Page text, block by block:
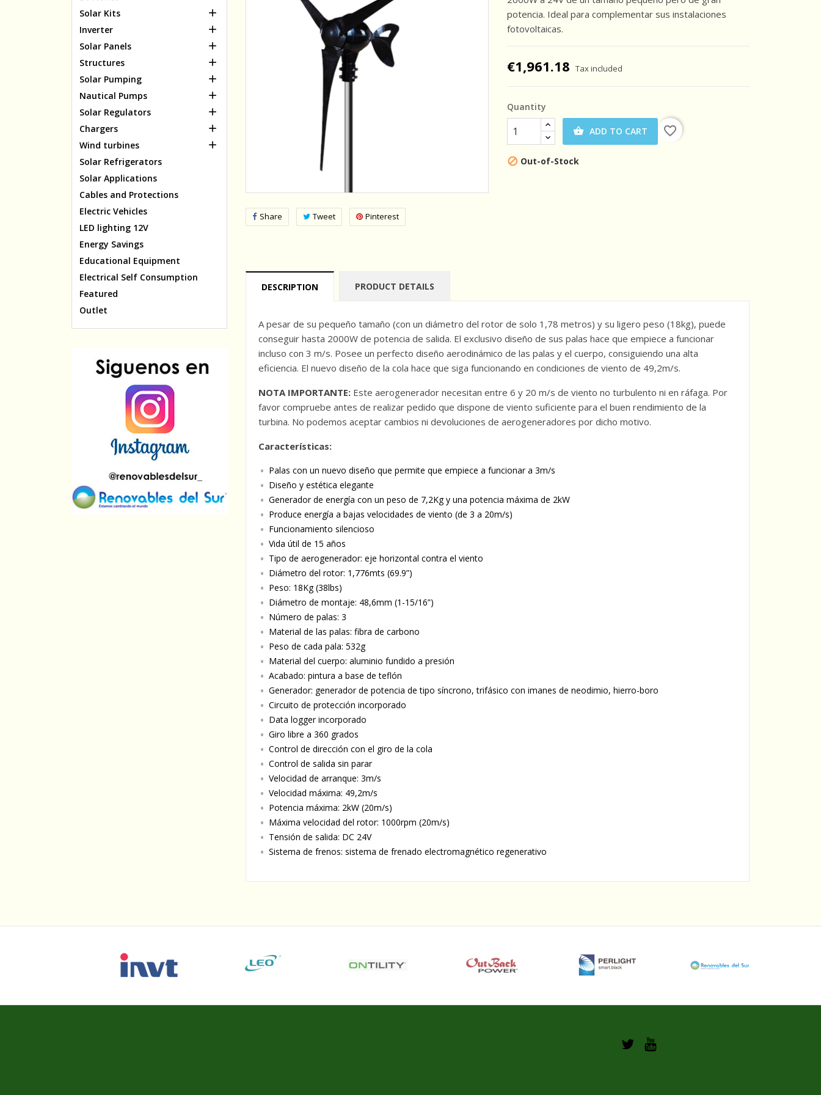
Solar Kits 
Inverter 
Solar Panels 
Structures 
Solar Pumping 
Nautical Pumps 
Solar Regulators 
Chargers 
Wind turbines 
Solar Refrigerators
Solar Applications
Cables and Protections
Electric Vehicles
LED lighting 12V
Energy Savings
Educational Equipment
Electrical Self Consumption
Featured
Outlet
Share Tweet Pinterest
potencia. Ideal para complementar sus instalaciones
fotovoltaicas.
€1,961.18 Tax included
Quantity
 ADD TO CART favorite_border
 Out-of-Stock
DESCRIPTION PRODUCT DETAILS
A pesar de su pequeño tamaño (con un diámetro del rotor de solo 1,78 metros) y su ligero peso (18kg), puede
conseguir hasta 2000W de potencia de salida. El exclusivo diseño de sus palas hace que empiece a funcionar
incluso con 3 m/s. Posee un perfecto diseño aerodinámico de las palas y el cuerpo, consiguiendo una alta
eficiencia. El nuevo diseño de la cola hace que siga funcionando en condiciones de viento de 49,2m/s.
NOTA IMPORTANTE: Este aerogenerador necesitan entre 6 y 20 m/s de viento no turbulento ni en ráfaga. Por
favor compruebe antes de realizar pedido que dispone de viento suficiente para el buen rendimiento de la
turbina. No podemos aceptar cambios ni devoluciones de aerogeneradores por dicho motivo.
Características:
Palas con un nuevo diseño que permite que empiece a funcionar a 3m/s
Diseño y estética elegante
Generador de energía con un peso de 7,2Kg y una potencia máxima de 2kW
Produce energía a bajas velocidades de viento (de 3 a 20m/s)
Funcionamiento silencioso
Vida útil de 15 años
Tipo de aerogenerador: eje horizontal contra el viento
Diámetro del rotor: 1,776mts (69.9”)
Peso: 18Kg (38lbs)
Diámetro de montaje: 48,6mm (1-15/16”)
Número de palas: 3
Material de las palas: fibra de carbono
Peso de cada pala: 532g
Material del cuerpo: aluminio fundido a presión
Acabado: pintura a base de teflón
Generador: generador de potencia de tipo síncrono, trifásico con imanes de neodimio, hierro-boro
Circuito de protección incorporado
Data logger incorporado
Giro libre a 360 grados
Control de dirección con el giro de la cola
Control de salida sin parar
Velocidad de arranque: 3m/s
Velocidad máxima: 49,2m/s
Potencia máxima: 2kW (20m/s)
Máxima velocidad del rotor: 1000rpm (20m/s)
Tensión de salida: DC 24V
Sistema de frenos: sistema de frenado electromagnético regenerativo